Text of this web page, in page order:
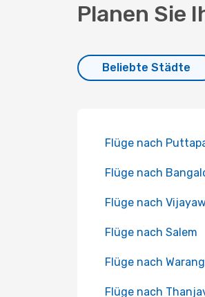
Planen Sie
Beliebte Städte
Flüge nach
Flüge nach
Flüge nach
Flüge nach Salem
Flüge nach
Flüge nach